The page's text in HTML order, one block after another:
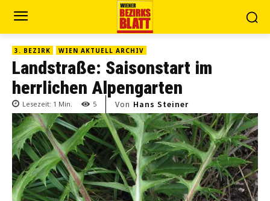
3. BEZIRK WIEN AKTUELL ARCHIV
Landstraße: Saisonstart im
herrlichen Alpengarten
Lesezeit: 1 Min. 5 Von Hans Steiner